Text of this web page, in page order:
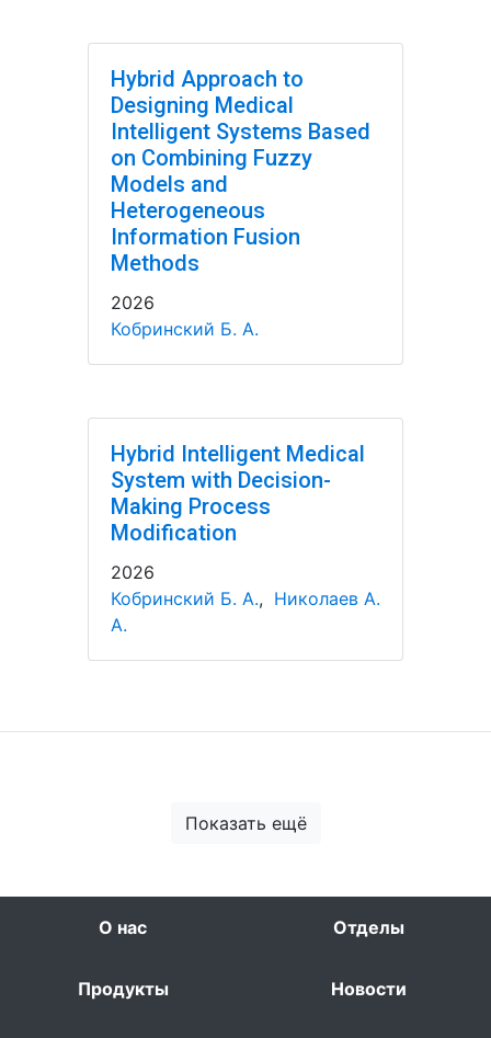
Hybrid Approach to
Designing Medical
Intelligent Systems Based
on Combining Fuzzy
Models and
Heterogeneous
Information Fusion
Methods
2026
Кобринский Б. А.
Hybrid Intelligent Medical
System with Decision-
Making Process
Modification
2026
Кобринский Б. А., Николаев А.
А.
Показать ещё
О нас Отделы
Продукты Новости